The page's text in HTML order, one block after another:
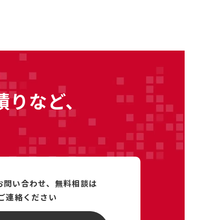
など、
い合わせ、 無料相談は
連絡ください